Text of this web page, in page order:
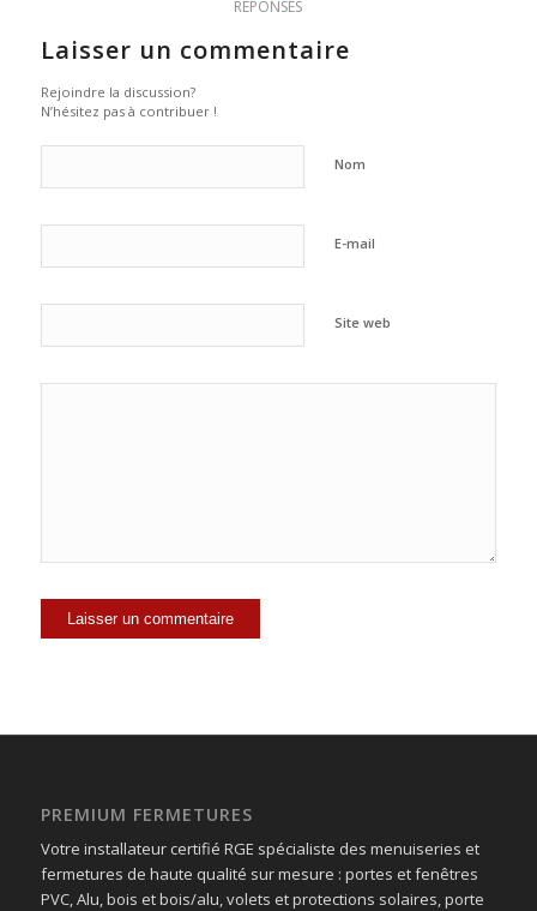
RÉPONSES
Laisser un commentaire
Rejoindre la discussion?
N’hésitez pas à contribuer !
Nom
E-mail
Site web
PREMIUM FERMETURES
Votre installateur certifié RGE spécialiste des menuiseries et
fermetures de haute qualité sur mesure : portes et fenêtres
PVC, Alu, bois et bois/alu, volets et protections solaires, porte